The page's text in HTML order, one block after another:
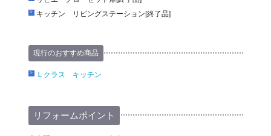
キッチン リビングステーション[終了品]
現行のおすすめ商品
Ｌクラス キッチン
リフォームポイント